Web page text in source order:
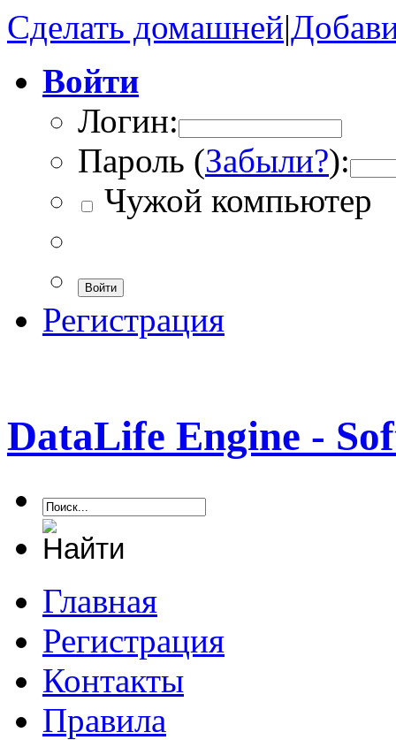
Сделать домашней|
Войти
Логин:
Пароль (Забыли?):
Чужой компьютер
Войти
Регистрация
DataLife Engine -
Главная
Регистрация
Контакты
Правила